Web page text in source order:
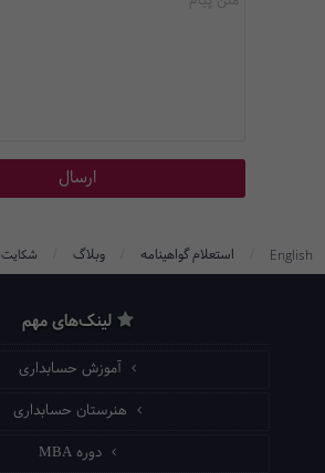
English استعلام گواهینامه وبلاگ شکایت
لینک‌های مهم
آموزش حسابداری
هنرستان حسابداری
دوره MBA